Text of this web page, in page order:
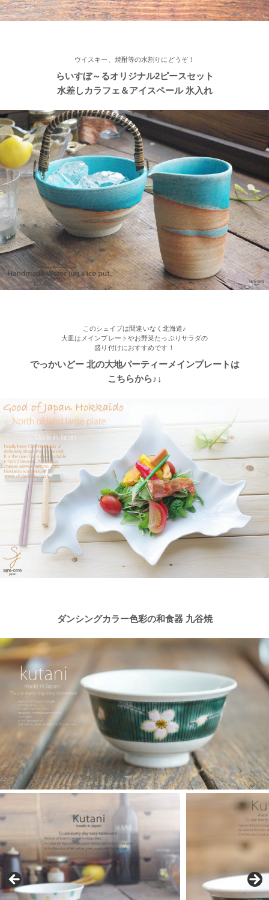
いたお鍋セットです。
≪新着商品≫ たっぷりお父さん湯飲み 南蛮カラー♪そろそろ温か
い飲み物が欲しくなりますね！
2022/11/09
≪人気商品≫ 焼き魚がおいしい季節ですね♪長角皿はぴったりの
アイテムです！
2022/11/09
≪おすすめ≫ お料理メニューを選ばない すごい和食器セット
光沢ある真っ黒な和モダン食器 ポカポカ春さくらの舞桜 24ピー
ス家族セット
ウイスキー、焼酎等の水割りにどうぞ！
らいすぼ～るオリジナル2ピースセット
水差しカラフェ＆アイスペール 氷入れ
このシェイプは間違いなく北海道♪
大皿はメインプレートやお野菜たっぷりサラダの
盛り付けにおすすめです！
でっかいどー 北の大地パーティーメインプレートは
こちらから♪↓
ダンシングカラー色彩の和食器 九谷焼